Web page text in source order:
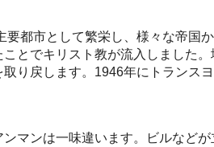
都市として繁栄し、様々な帝国
とでキリスト教が流入しました
り戻します。1946年にトランス
マンは一味違います。ビルなど